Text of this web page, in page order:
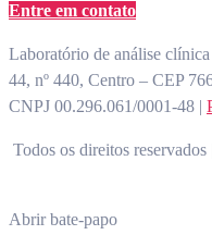
Entre em contato
Laboratório de análise
44, nº 440, Centro – CEP
CNPJ 00.296.061/0001-48 |
Todos os direitos
Abrir bate-papo